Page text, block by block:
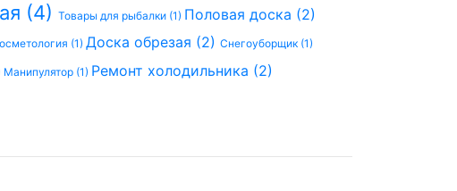
(4) Товары для рыбалки (1) Половая доска (2)
(1) Доска обрезая (2) Снегоуборщик (1)
Манипулятор (1) Ремонт холодильника (2)